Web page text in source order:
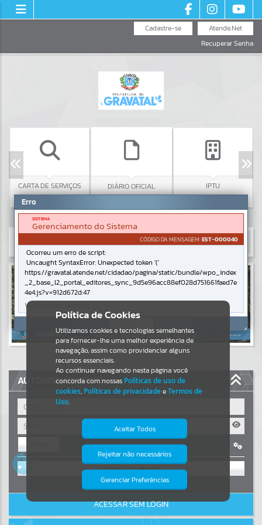
Atende.Net
Cadastre-se
Recuperar Senha
CARTA DE SERVIÇOS DIÁRIO OFICIAL IPTU
Resultados para""
Portais
Por favor, aguarde...
NOTÍCIAS
Por favor, aguarde...
Por favor, aguarde...
Por favor, aguarde...
AUTOATENDIMENTO
OU
Cadastre-se|Recuperar Senha
ACESSAR SEM LOGIN
Política de Cookies
Utilizamos cookies e tecnologias semelhantes
para fornecer-lhe uma melhor experiência de
navegação, assim como providenciar alguns
recursos essenciais.
Ao continuar navegando nesta página você
concorda com nossas Políticas de uso de
cookies, Políticas de privacidadeeTermos de
Uso.
Aceitar Todos
Rejeitar não necessários
Gerenciar Preferências
Isto significa que diversos recursos
providenciados poderão não estar
Erro
SISTEMA
Gerenciamento do Sistema
CÓDIGO DA MENSAGEM:EST-000040
Ocorreu um erro de script:
Uncaught SyntaxError: Unexpected token '('
https://gravatal.atende.net/cidadao/pagina/static/bundle/wpo_index
_2_base_l2_portal_editores_sync_9d5e96acc88ef028d751661faed7e
4e4.js?v=912d672d:47
Verificar Mais Detalhes